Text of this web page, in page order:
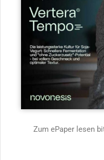
Zum ePaper lesen